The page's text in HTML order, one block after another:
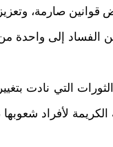
صارمة، وتعزيز
من الفساد إلى واحدة
التي نادت بتغيير
لأفراد شعوبها